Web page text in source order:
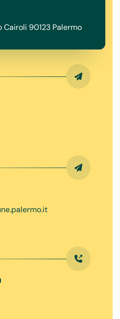
Cairoli 90123 Palermo